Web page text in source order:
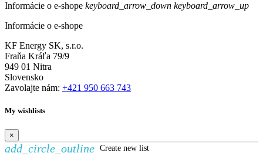
Informácie o e-shope keyboard_arrow_down keyboard_arrow_up
Informácie o e-shope
KF Energy SK, s.r.o.
Fraňa Kráľa 79/9
949 01 Nitra
Slovensko
Zavolajte nám: +421 950 663 743
My wishlists
×
add_circle_outline Create new list